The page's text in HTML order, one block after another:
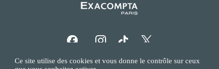
Ce site utilise des cookies et vous donne le contrôle sur ceux